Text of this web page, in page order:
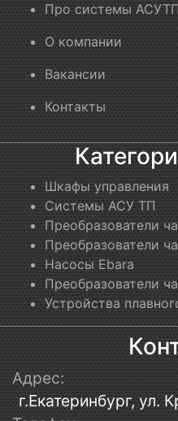
Про системы
О компании
Вакансии
Контакты
Шкафы управления
Системы АСУ ТП
Преобразователи
Преобразователи
Насосы Ebara
Преобразователи
Устройства
Адрес:
г.Екатеринбург, ул.